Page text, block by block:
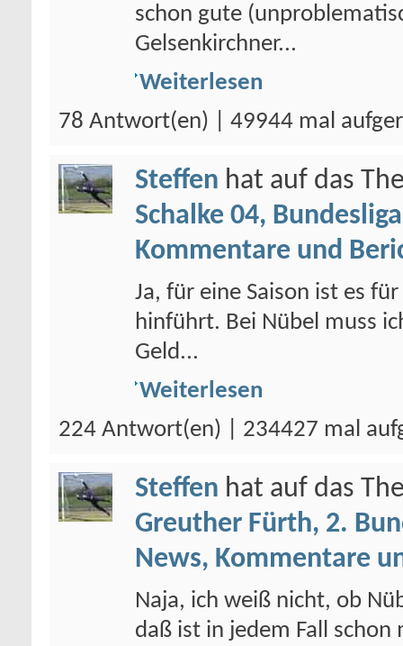
schon gute
Gelsenkirchner...
Weiterlesen
78 Antwort(en) | 49944 mal
Steffen hat auf das
Schalke 04,
Kommentare und
Ja, für eine Saison ist es
hinführt. Bei Nübel muss
Geld...
Weiterlesen
224 Antwort(en) | 234427 mal
Steffen hat auf das
Greuther Fürth, 2.
News, Kommentare
Naja, ich weiß nicht, ob
daß ist in jedem Fall schon